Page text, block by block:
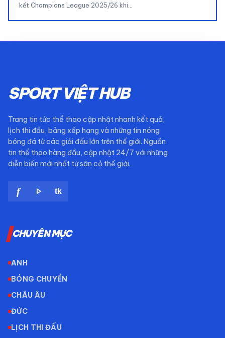
kết Champions League 2025/26 khi…
SPORT VIỆT HUB
Trang tin tức thể thao cập nhật nhanh kết quả,
lịch thi đấu, bảng xếp hạng và những tin nóng
bóng đá từ các giải đấu lớn trên thế giới. Nguồn
tin thể thao hàng đầu, cập nhật 24/7 với những
diễn biến mới nhất từ sân cỏ thế giới.
f play_arrow tk
CHUYÊN MỤC
ANH
BÓNG CHUYỀN
CHÂU ÂU
ĐỨC
LỊCH THI ĐẤU